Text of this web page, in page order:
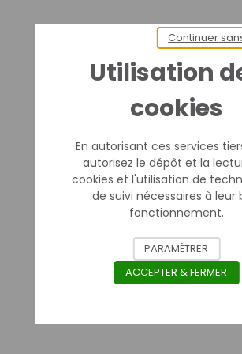
Utilisation
cookies
En autorisant ces services
autorisez le dépôt et la
cookies et l'utilisation de
de suivi nécessaires à leur
fonctionnement.
Continuer
PARAMÉTRER
ACCEPTER & FERMER